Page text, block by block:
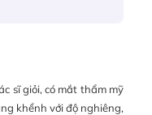
sĩ giỏi, có mắt thẩm mỹ
khểnh với độ nghiêng,